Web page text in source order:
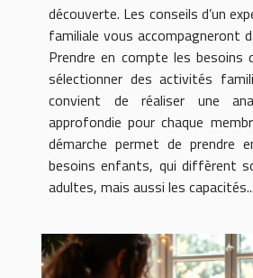
découverte. Les conseils d’un
familiale vous accompagneront
Prendre en compte les besoins
sélectionner des activités
convient de réaliser une
approfondie pour chaque
démarche permet de prendre
besoins enfants, qui diffèrent
adultes, mais aussi les capacités...